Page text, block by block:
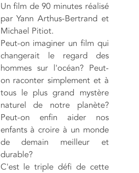
Un film de 90 minutes réalisé
par Yann Arthus-Bertrand et
Michael Pitiot.
Peut-on imaginer un film qui
changerait le regard des
hommes sur l'océan? Peut-
on raconter simplement et à
tous le plus grand mystère
naturel de notre planète?
Peut-on enfin aider nos
enfants à croire à un monde
de demain meilleur et
durable?
C'est le triple défi de cette